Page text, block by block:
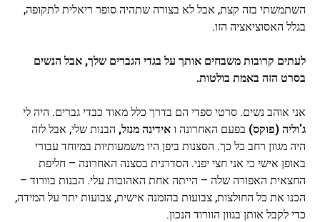
השתמשתי בזה קצת, אבל לא בצורה שתהיה סופר ריאלית לתקופה,
בגלל האסוציאציה הזו.
לעתים קרובות משבחים אותך על בגדי הגברים שלך, אבל הנשים
בסרט הזה באמת בולטות.
אני אוהב נשים. סרטי ספדי הם בדרך כלל מאוד כבדי גברים. היה לי
ג'וליה (פוקס) בפעם האחרונה ואידינה מנזל, הבנות שלי, אבל לזה
היה מגוון רחב כל כך. הסצנות ביפן היו משמעותיות במיוחד עבורי
באופן אישי כי אני חצי יפני. הסדרנית בסצנה האחרונה – חליפת
החצאית האפורה שלה – הייתה אחת האהובות עלי. הבנות בוורוד –
הכנו את כל החולצות, צבועות בהזמנה אישית, צבועות יתר על המידה,
כדי לקבל אותן בגוון הוורוד הנכון.